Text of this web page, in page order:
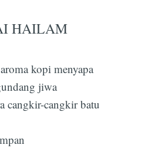
HAILAM
kopi menyapa
jiwa
cangkir-cangkir batu